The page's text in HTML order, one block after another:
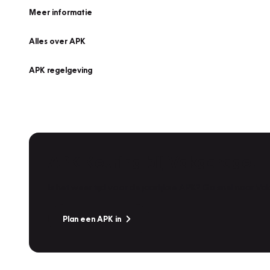
Meer informatie
Alles over APK
APK regelgeving
Plan een APK in